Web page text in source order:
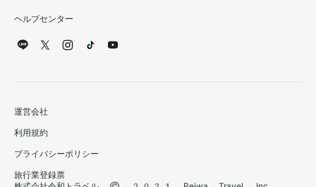
ヘルプセンター
運営会社
利用規約
プライバシーポリシー
旅行業登録票